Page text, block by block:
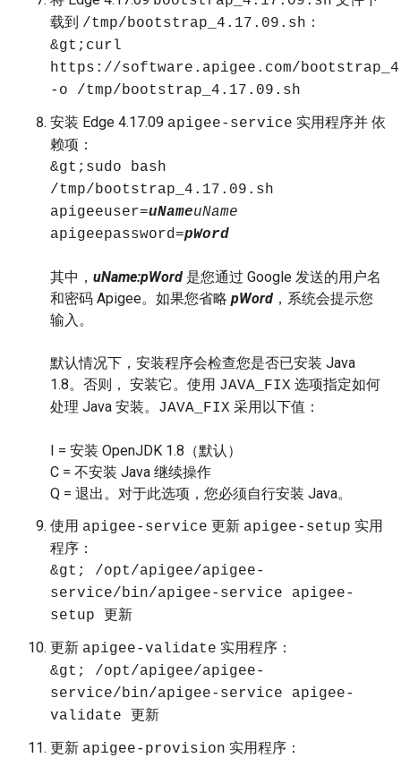
载到 /tmp/bootstrap_4.17.09.sh ：
&gt;curl
https://software.apigee.com/
-o /tmp/bootstrap_4.17.09.sh
安装 Edge 4.17.09 apigee-service 实用程序并 依
赖项：
&gt;sudo bash
/tmp/bootstrap_4.17.09.sh
apigeeuser=uNameuName
apigeepassword=pWord
其中， uName:pWord 是您通过 Google 发送的用户名
和密码 Apigee。如果您省略 pWord ，系统会提示您
输入。
默认情况下，安装程序会检查您是否已安装 Java
1.8。否则， 安装它。使用 JAVA_FIX 选项指定如何
处理 Java 安装。 JAVA_FIX 采用以下值：
I = 安装 OpenJDK 1.8（默认）
C = 不安装 Java 继续操作
Q = 退出。对于此选项，您必须自行安装 Java。
使用 apigee-service 更新 apigee-setup 实用
程序：
&gt; /opt/apigee/apigee-
service/bin/apigee-service apigee-
setup 更新
更新 apigee-validate 实用程序：
&gt; /opt/apigee/apigee-
service/bin/apigee-service apigee-
validate 更新
更新 apigee-provision 实用程序：